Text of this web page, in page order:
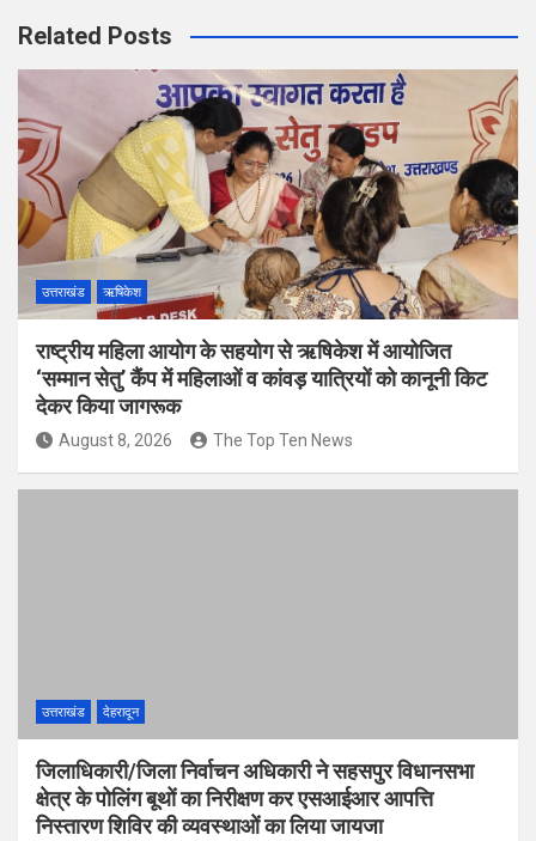
Related Posts
उत्तराखंड ऋषिकेश
राष्ट्रीय महिला आयोग के सहयोग से ऋषिकेश में आयोजित
‘सम्मान सेतु’ कैंप में महिलाओं व कांवड़ यात्रियों को कानूनी किट
देकर किया जागरूक
August 8, 2026 The Top Ten News
उत्तराखंड देहरादून
जिलाधिकारी/जिला निर्वाचन अधिकारी ने सहसपुर विधानसभा
क्षेत्र के पोलिंग बूथों का निरीक्षण कर एसआईआर आपत्ति
निस्तारण शिविर की व्यवस्थाओं का लिया जायजा